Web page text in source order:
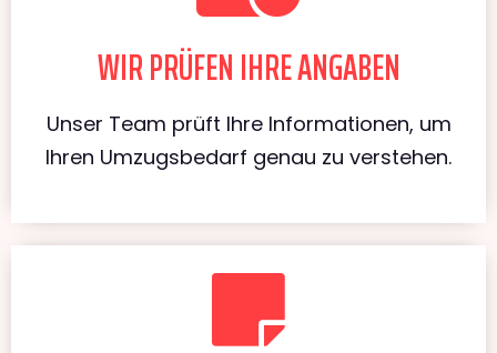
WIR PRÜFEN IHRE ANGABEN
Unser Team prüft Ihre Informationen, um
Ihren Umzugsbedarf genau zu verstehen.